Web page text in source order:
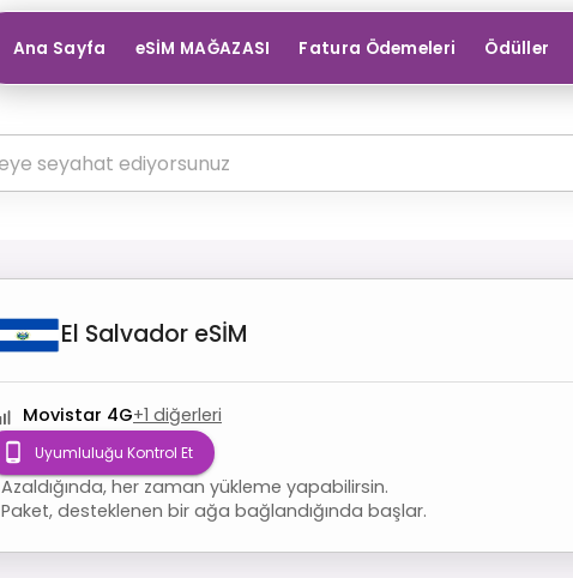
Ana Sayfa eSİM MAĞAZASI Fatura Ödemeleri Ödüller
El Salvador eSİM
Movistar 4G+1 diğerleri
Uyumluluğu Kontrol Et
Azaldığında, her zaman yükleme yapabilirsin.
Paket, desteklenen bir ağa bağlandığında başlar.